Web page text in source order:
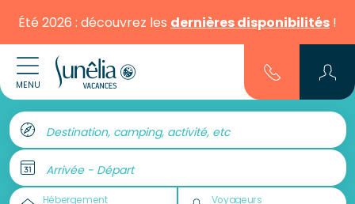
Été 2026 : découvrez les dernières disponibilités !
MENU
Destination, camping, activité, etc
Arrivée - Départ
Hébergement Voyageurs